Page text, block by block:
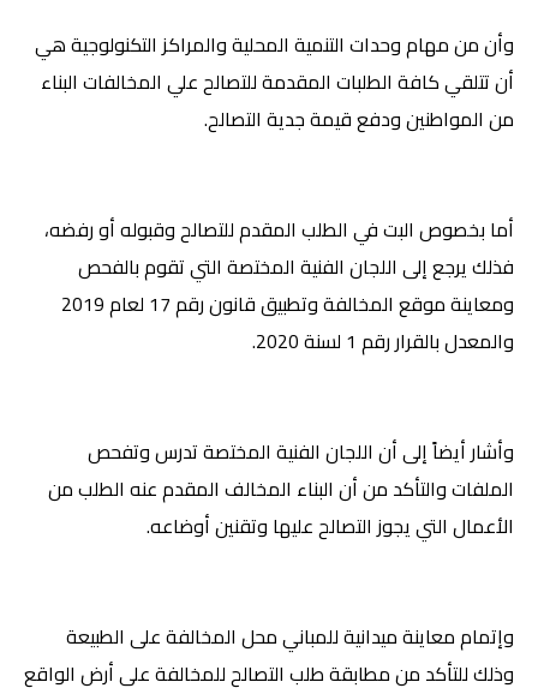
وأن من مهام وحدات التنمية المحلية والمراكز التكنولوجية هي
أن تتلقي كافة الطلبات المقدمة للتصالح علي المخالفات البناء
من المواطنين ودفع قيمة جدية التصالح.
أما بخصوص البت في الطلب المقدم للتصالح وقبوله أو رفضه،
فذلك يرجع إلى اللجان الفنية المختصة التي تقوم بالفحص
ومعاينة موقع المخالفة وتطبيق قانون رقم 17 لعام 2019
والمعدل بالقرار رقم 1 لسنة 2020
.
وأشار أيضاً إلى أن اللجان الفنية المختصة تدرس وتفحص
الملفات والتأكد من أن البناء المخالف المقدم عنه الطلب من
الأعمال التي يجوز التصالح عليها وتقنين أوضاعه.
وإتمام معاينة ميدانية للمباني محل المخالفة على الطبيعة
وذلك للتأكد من مطابقة طلب التصالح للمخالفة على أرض الواقع